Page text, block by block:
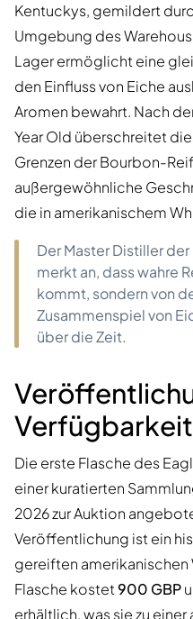
Kentuckys, gemildert
Umgebung des
Lager ermöglicht eine
den Einfluss von Eiche
Aromen bewahrt. Nach
Year Old überschreitet
Grenzen der Bourbon-
außergewöhnliche
die in amerikanischem
Der Master Distiller
merkt an, dass wahre
kommt, sondern von
Zusammenspiel von
über die Zeit.
Verfügbarkeit
Die erste Flasche des
einer kuratierten
2026 zur Auktion
Veröffentlichung ist ein
gereiften amerikanischen
Flasche kostet900 GBP
erhältlich, was sie zu